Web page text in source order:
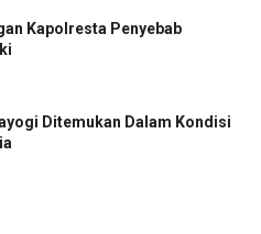
Kapolresta Penyebab
Ditemukan Dalam Kondisi